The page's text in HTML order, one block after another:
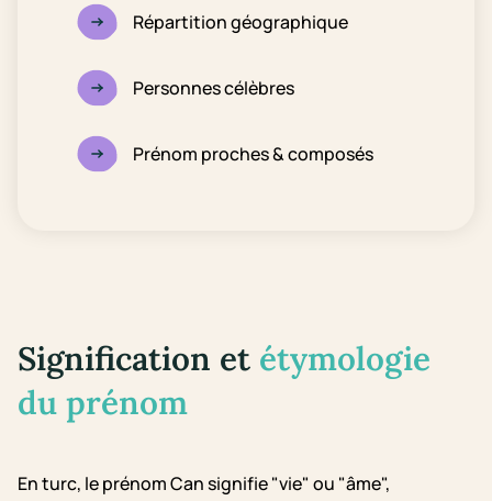
Répartition géographique
Personnes célèbres
Prénom proches & composés
Signification et étymologie
du prénom
En turc, le prénom Can signifie "vie" ou "âme",